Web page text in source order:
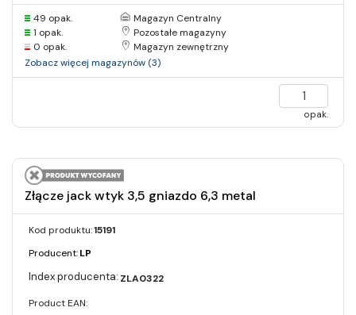
49 opak.
Magazyn Centralny
1 opak.
Pozostałe magazyny
0 opak.
Magazyn zewnętrzny
Zobacz więcej magazynów (3)
opak.
Złącze jack wtyk 3,5 gniazdo 6,3 metal
Kod produktu:15191
Producent:LP
ZLA0322
Product EAN: